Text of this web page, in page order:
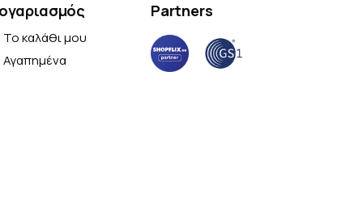
Το καλάθι μου
Αγαπημένα
Partners